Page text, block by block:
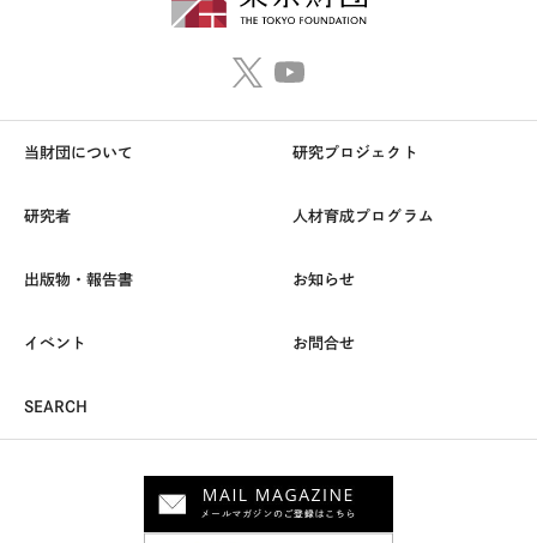
当財団について 研究プロジェクト
研究者 人材育成プログラム
出版物・報告書 お知らせ
イベント お問合せ
SEARCH